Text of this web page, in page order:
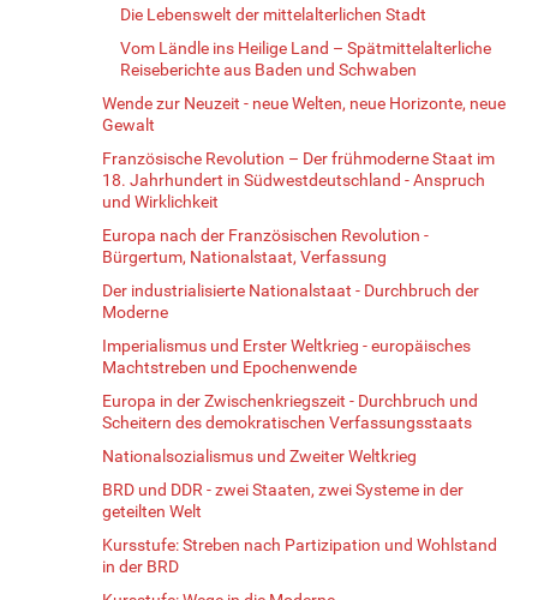
Die Lebenswelt der mittelalterlichen Stadt
Vom Ländle ins Heilige Land – Spätmittelalterliche
Reiseberichte aus Baden und Schwaben
Wende zur Neuzeit - neue Welten, neue Horizonte, neue
Gewalt
Französische Revolution – Der frühmoderne Staat im
18. Jahrhundert in Südwestdeutschland - Anspruch
und Wirklichkeit
Europa nach der Französischen Revolution -
Bürgertum, Nationalstaat, Verfassung
Der industrialisierte Nationalstaat - Durchbruch der
Moderne
Imperialismus und Erster Weltkrieg - europäisches
Machtstreben und Epochenwende
Europa in der Zwischenkriegszeit - Durchbruch und
Scheitern des demokratischen Verfassungsstaats
Nationalsozialismus und Zweiter Weltkrieg
BRD und DDR - zwei Staaten, zwei Systeme in der
geteilten Welt
Kursstufe: Streben nach Partizipation und Wohlstand
in der BRD